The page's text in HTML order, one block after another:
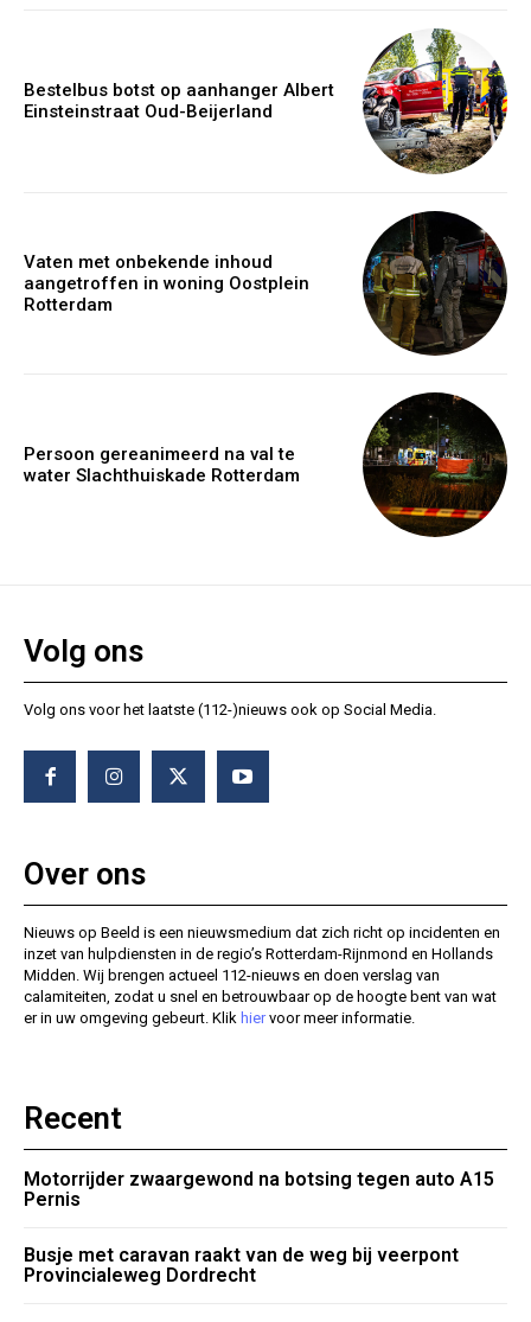
Bestelbus botst op aanhanger Albert
Einsteinstraat Oud-Beijerland
Vaten met onbekende inhoud
aangetroffen in woning Oostplein
Rotterdam
Persoon gereanimeerd na val te
water Slachthuiskade Rotterdam
Volg ons
Volg ons voor het laatste (112-)nieuws ook op Social Media.
Over ons
Nieuws op Beeld is een nieuwsmedium dat zich richt op incidenten en
inzet van hulpdiensten in de regio’s Rotterdam-Rijnmond en Hollands
Midden. Wij brengen actueel 112-nieuws en doen verslag van
calamiteiten, zodat u snel en betrouwbaar op de hoogte bent van wat
er in uw omgeving gebeurt. Klik hiervoor meer informatie.
Recent
Motorrijder zwaargewond na botsing tegen auto A15
Pernis
Busje met caravan raakt van de weg bij veerpont
Provincialeweg Dordrecht